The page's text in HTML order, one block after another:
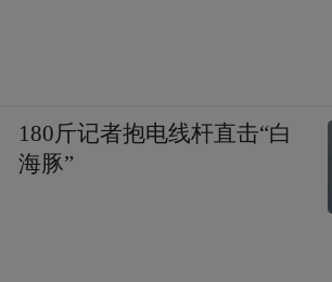
180斤记者抱电线杆直击“白
海豚”